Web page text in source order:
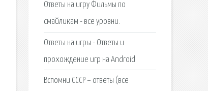
Ответы на игру Фильмы по
смайликам - все уровни.
Ответы на игры - Ответы и
прохождение игр на Android
Вспомни СССР – ответы (все